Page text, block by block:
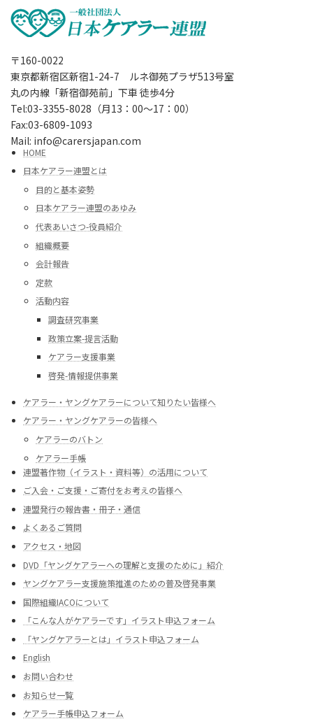
〒160-0022
東京都新宿区新宿1-24-7 ルネ御苑プラザ513号室
丸の内線「新宿御苑前」下車 徒歩4分
Tel:03-3355-8028（月13：00～17：00）
Fax:03-6809-1093
Mail: info@carersjapan.com
HOME
日本ケアラー連盟とは
目的と基本姿勢
日本ケアラー連盟のあゆみ
代表あいさつ-役員紹介
組織概要
会計報告
定款
活動内容
調査研究事業
政策立案-提言活動
ケアラー支援事業
啓発-情報提供事業
ケアラー・ヤングケアラーについて知りたい皆様へ
ケアラー・ヤングケアラーの皆様へ
ケアラーのバトン
ケアラー手帳
連盟著作物（イラスト・資料等）の活用について
ご入会・ご支援・ご寄付をお考えの皆様へ
連盟発行の報告書・冊子・通信
よくあるご質問
アクセス・地図
DVD「ヤングケアラーへの理解と支援のために」紹介
ヤングケアラー支援施策推進のための普及啓発事業
国際組織IACOについて
「こんな人がケアラーです」イラスト申込フォーム
「ヤングケアラーとは」イラスト申込フォーム
English
お問い合わせ
お知らせ一覧
ケアラー手帳申込フォーム